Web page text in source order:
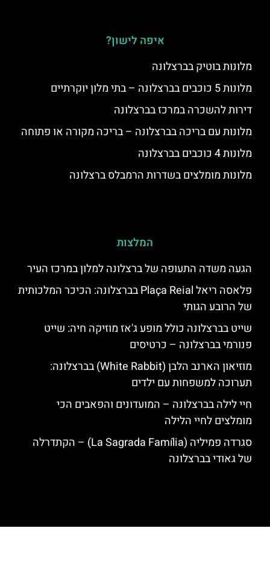
איפה לישון?
מלונות בוטיק בברצלונה
מלונות 5 כוכבים בברצלונה – בתי מלון יוקרתיים
דירות להשכרה במרכז בברצלונה
מלונות עם בריכה בברצלונה – בריכה מקורה או פתוחה
מלונות 4 כוכבים בברצלונה
מלונות מומלצים בשדרות הרמבלס ברצלונה
המלצות
הגעה משדה התעופה של ברצלונה למלון במרכז העיר
פלאסה ריאל Plaça Reial בברצלונה: הכיכר המלכותית
של הרובע הגותי
שייט בברצלונה כולל מופע ג'אז מוזיקה חיה: שייט
פנורמי בברצלונה – כרטיסים
מוזיאון הארנב הלבן (White Rabbit) בברצלונה:
תערוכה למשפחות עם ילדים
חיי לילה בברצלונה – המועדונים והפאבים הכי
מומלצים לחיי הלילה
סגרדה פמיליה (La Sagrada Família) – הקתדרלה
של גאודי בברצלונה